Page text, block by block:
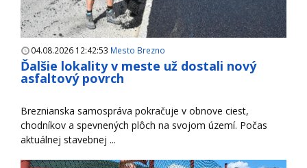
04.08.2026 12:42:53 Mesto Brezno
Ďalšie lokality v meste už dostali nový
asfaltový povrch
Breznianska samospráva pokračuje v obnove ciest,
chodníkov a spevnených plôch na svojom území. Počas
aktuálnej stavebnej ...